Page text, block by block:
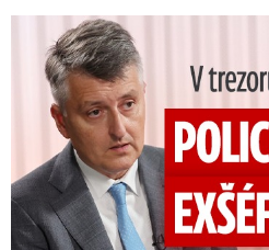
V trezoru měl 80 milionů: Policie